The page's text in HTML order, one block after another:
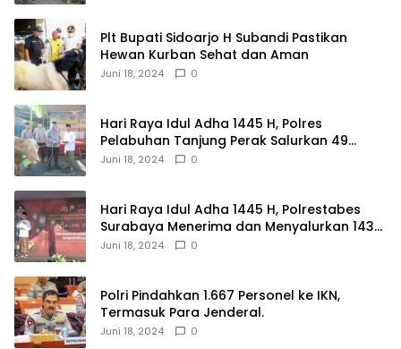
Plt Bupati Sidoarjo H Subandi Pastikan
Hewan Kurban Sehat dan Aman
Juni 18, 2024 0
Hari Raya Idul Adha 1445 H, Polres
Pelabuhan Tanjung Perak Salurkan 49
Hewan Korban.
Juni 18, 2024 0
Hari Raya Idul Adha 1445 H, Polrestabes
Surabaya Menerima dan Menyalurkan 143
Hewan Kurban
Juni 18, 2024 0
Polri Pindahkan 1.667 Personel ke IKN,
Termasuk Para Jenderal.
Juni 18, 2024 0